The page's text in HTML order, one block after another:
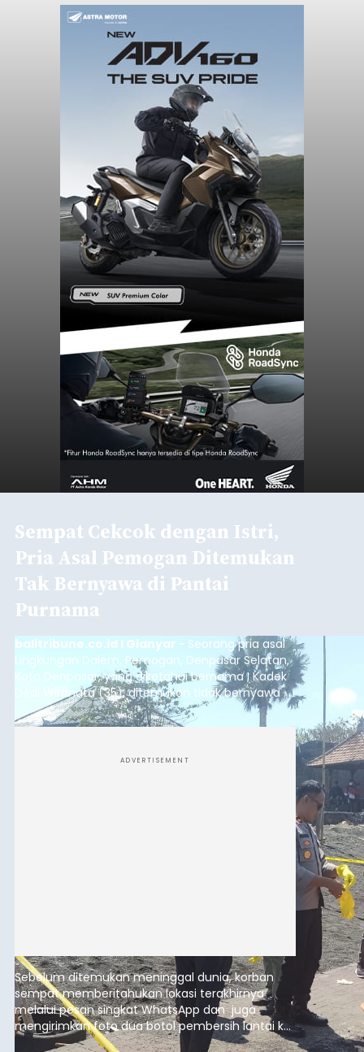
Sempat Cekcok dengan Istri,
Pria Asal Pemogan Ditemukan
Tak Bernyawa di Pantai
Purnama
balitribune.co.id I Gianyar - Seorang pria asal
Lingkungan Dalem, Pemogan, Denpasar Selatan,
Kota Denpasar, yang diketahui bernama I Kadek
Dedi Wiranata (35), ditemukan tidak bernyawa di
pesisir Pantai Purnama, Sukawati.
ADVERTISEMENT
Sebelum ditemukan meninggal dunia, korban
sempat memberitahukan lokasi terakhirnya
melalui pesan singkat WhatsApp dan juga
mengirimkan foto dua botol pembersih lantai ke
istrinya.